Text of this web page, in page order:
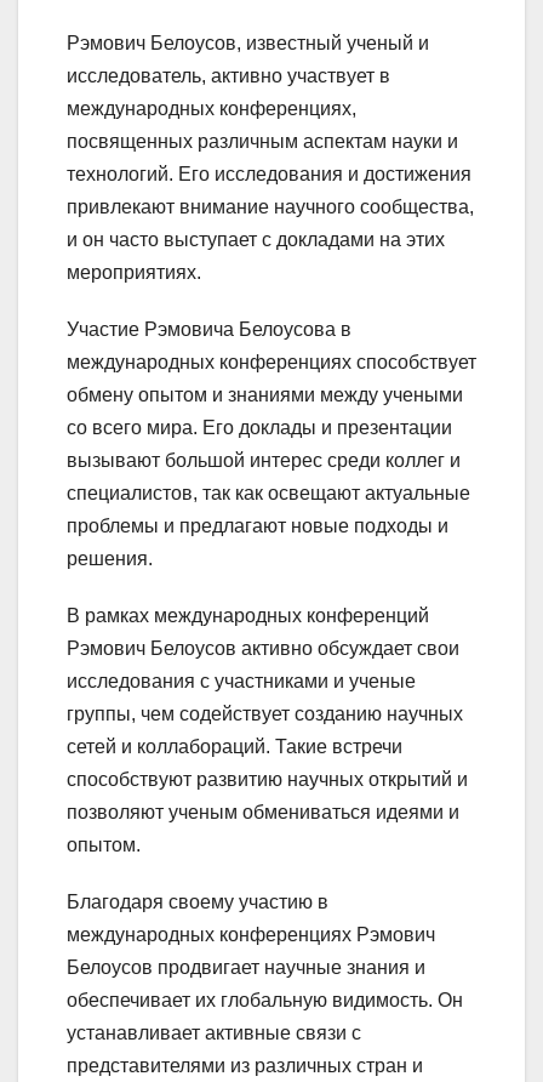
Рэмович Белоусов, известный ученый и
исследователь, активно участвует в
международных конференциях,
посвященных различным аспектам науки и
технологий. Его исследования и достижения
привлекают внимание научного сообщества,
и он часто выступает с докладами на этих
мероприятиях.
Участие Рэмовича Белоусова в
международных конференциях способствует
обмену опытом и знаниями между учеными
со всего мира. Его доклады и презентации
вызывают большой интерес среди коллег и
специалистов, так как освещают актуальные
проблемы и предлагают новые подходы и
решения.
В рамках международных конференций
Рэмович Белоусов активно обсуждает свои
исследования с участниками и ученые
группы, чем содействует созданию научных
сетей и коллабораций. Такие встречи
способствуют развитию научных открытий и
позволяют ученым обмениваться идеями и
опытом.
Благодаря своему участию в
международных конференциях Рэмович
Белоусов продвигает научные знания и
обеспечивает их глобальную видимость. Он
устанавливает активные связи с
представителями из различных стран и